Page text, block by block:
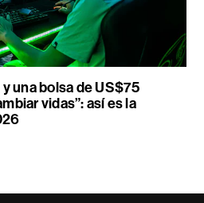
una bolsa de US$75
vidas”: así es la